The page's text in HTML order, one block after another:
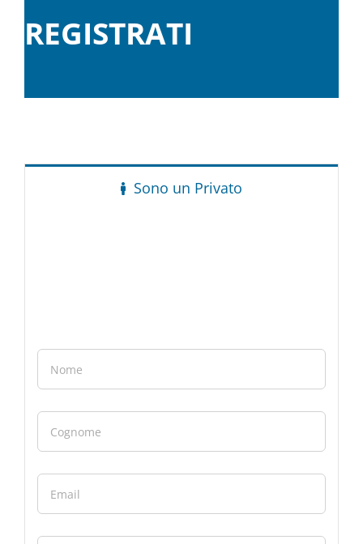
REGISTRATI
Sono un Privato